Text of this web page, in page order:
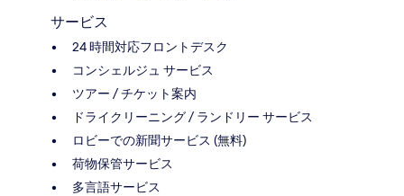
サービス
24 時間対応フロントデスク
コンシェルジュ サービス
ツアー / チケット案内
ドライクリーニング / ランドリー サービス
ロビーでの新聞サービス (無料)
荷物保管サービス
多言語サービス